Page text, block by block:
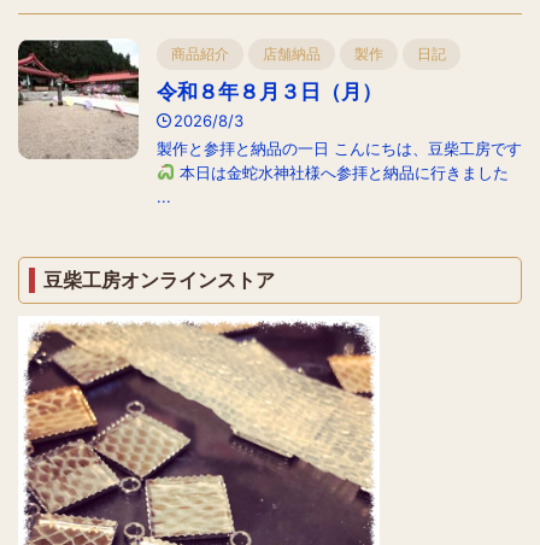
商品紹介 店舗納品 製作 日記
令和８年８月３日（月）
2026/8/3
製作と参拝と納品の一日 こんにちは、豆柴工房です
本日は金蛇水神社様へ参拝と納品に行きました
...
豆柴工房オンラインストア